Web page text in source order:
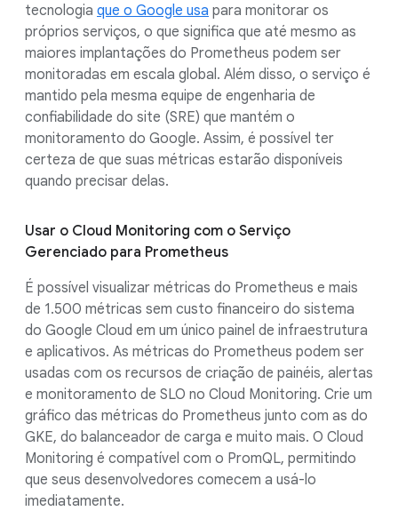
tecnologia que o Google usa para monitorar os
próprios serviços, o que significa que até mesmo as
maiores implantações do Prometheus podem ser
monitoradas em escala global. Além disso, o serviço é
mantido pela mesma equipe de engenharia de
confiabilidade do site (SRE) que mantém o
monitoramento do Google. Assim, é possível ter
certeza de que suas métricas estarão disponíveis
quando precisar delas.
Usar o Cloud Monitoring com o Serviço
Gerenciado para Prometheus
É possível visualizar métricas do Prometheus e mais
de 1.500 métricas sem custo financeiro do sistema
do Google Cloud em um único painel de infraestrutura
e aplicativos. As métricas do Prometheus podem ser
usadas com os recursos de criação de painéis, alertas
e monitoramento de SLO no Cloud Monitoring. Crie um
gráfico das métricas do Prometheus junto com as do
GKE, do balanceador de carga e muito mais. O Cloud
Monitoring é compatível com o PromQL, permitindo
que seus desenvolvedores comecem a usá-lo
imediatamente.